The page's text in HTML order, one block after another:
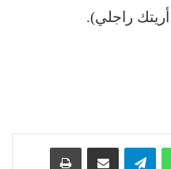
راجلي).
واتساب تيلقرام